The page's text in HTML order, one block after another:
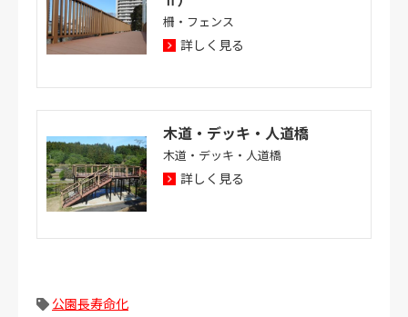
柵・フェンス
詳しく見る
木道・デッキ・人道橋
木道・デッキ・人道橋
詳しく見る
公園長寿命化